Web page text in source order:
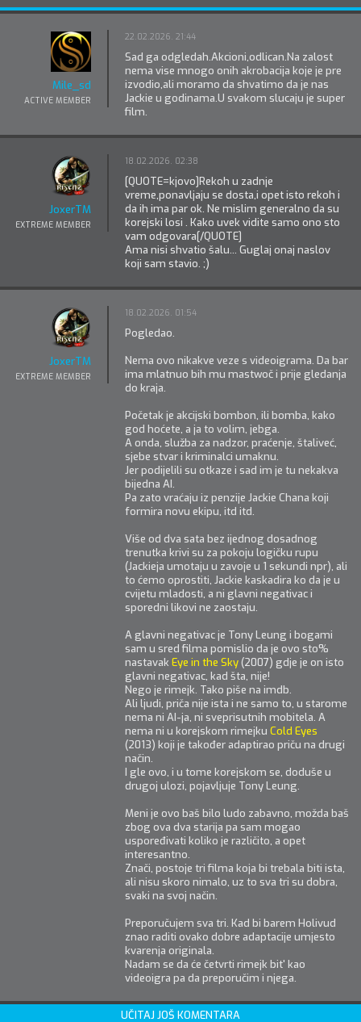
Mile_sd
ACTIVE MEMBER
22.02.2026. 21:44
Sad ga odgledah.Akcioni,odlican.Na zalost
nema vise mnogo onih akrobacija koje je pre
izvodio,ali moramo da shvatimo da je nas
Jackie u godinama.U svakom slucaju je super
film.
JoxerTM
EXTREME MEMBER
18.02.2026. 02:38
[QUOTE=kjovo]Rekoh u zadnje
vreme,ponavljaju se dosta,i opet isto rekoh i
da ih ima par ok. Ne mislim generalno da su
korejski losi . Kako uvek vidite samo ono sto
vam odgovara[/QUOTE]
Ama nisi shvatio šalu... Guglaj onaj naslov
koji sam stavio. ;)
JoxerTM
EXTREME MEMBER
18.02.2026. 01:54
Pogledao.
Nema ovo nikakve veze s videoigrama. Da bar
ima mlatnuo bih mu mastwoč i prije gledanja
do kraja.
Početak je akcijski bombon, ili bomba, kako
god hoćete, a ja to volim, jebga.
A onda, služba za nadzor, praćenje, štaliveć,
sjebe stvar i kriminalci umaknu.
Jer podijelili su otkaze i sad im je tu nekakva
bijedna AI.
Pa zato vraćaju iz penzije Jackie Chana koji
formira novu ekipu, itd itd.
Više od dva sata bez ijednog dosadnog
trenutka krivi su za pokoju logičku rupu
(Jackieja umotaju u zavoje u 1 sekundi npr), ali
to ćemo oprostiti, Jackie kaskadira ko da je u
cvijetu mladosti, a ni glavni negativac i
sporedni likovi ne zaostaju.
A glavni negativac je Tony Leung i bogami
sam u sred filma pomislio da je ovo sto%
nastavak Eye in the Sky(2007) gdje je on isto
glavni negativac, kad šta, nije!
Nego je rimejk. Tako piše na imdb.
Ali ljudi, priča nije ista i ne samo to, u starome
nema ni AI-ja, ni sveprisutnih mobitela. A
nema ni u korejskom rimejku Cold Eyes
(2013) koji je također adaptirao priču na drugi
način.
I gle ovo, i u tome korejskom se, doduše u
drugoj ulozi, pojavljuje Tony Leung.
Meni je ovo baš bilo ludo zabavno, možda baš
zbog ova dva starija pa sam mogao
uspoređivati koliko je različito, a opet
interesantno.
Znači, postoje tri filma koja bi trebala biti ista,
ali nisu skoro nimalo, uz to sva tri su dobra,
svaki na svoj način.
Preporučujem sva tri. Kad bi barem Holivud
znao raditi ovako dobre adaptacije umjesto
kvarenja originala.
Nadam se da će četvrti rimejk bit' kao
videoigra pa da preporučim i njega.
UČITAJ JOŠ KOMENTARA